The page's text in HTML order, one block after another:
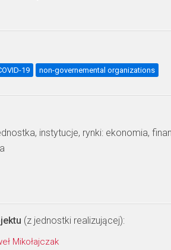
19 non-governemental organizations
instytucje, rynki: ekonomia,
(z jednostki realizującej):
Mikołajczak